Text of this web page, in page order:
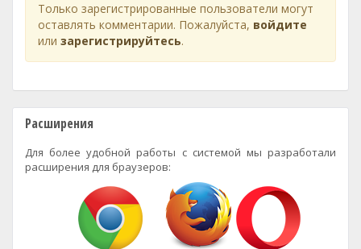
Только зарегистрированные пользователи могут
оставлять комментарии. Пожалуйста, войдите
или зарегистрируйтесь.
Расширения
Для более удобной работы с системой мы разработали
расширения для браузеров: